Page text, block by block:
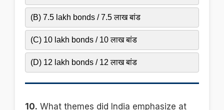
(B) 7.5 lakh bonds / 7.5 लाख बांड
(C) 10 lakh bonds / 10 लाख बांड
(D) 12 lakh bonds / 12 लाख बांड
10. What themes did India emphasize at